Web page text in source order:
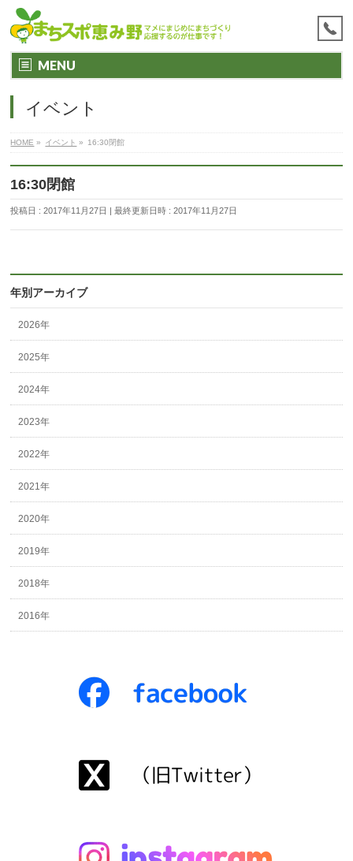
MENU
イベント
HOME » イベント » 16:30閉館
16:30閉館
投稿日 : 2017年11月27日 最終更新日時 : 2017年11月27日
年別アーカイブ
2026年
2025年
2024年
2023年
2022年
2021年
2020年
2019年
2018年
2016年